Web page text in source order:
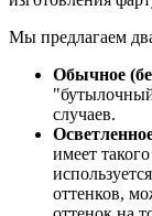
Мы предлагаем
Обычное
случаев.
имеет
оттенков,